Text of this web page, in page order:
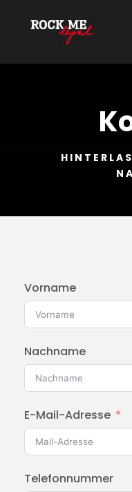
Vorname
Nachname
E-Mail-Adresse
Telefonnummer